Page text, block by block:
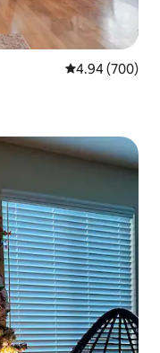
レビュー700
4.94 (700)